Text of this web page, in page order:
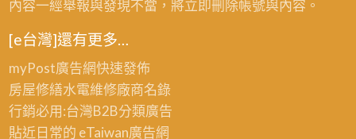
內容一經舉報與發現不當，將立即刪除帳號與內容。
[e台灣]還有更多…
myPost廣告網快速發佈
房屋修繕水電維修廠商名錄
行銷必用:台灣B2B分類廣告
貼近日常的 eTaiwan廣告網